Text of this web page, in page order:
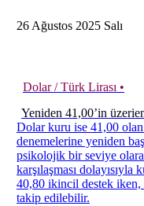
26 Ağustos 2025 Salı
Dolar / Türk Lirası •
Yeniden 41,00’in
Dolar kuru ise 41,00
denemelerine yeniden
psikolojik bir seviye
karşılaşması
40,80 ikincil destek iken,
takip edilebilir.